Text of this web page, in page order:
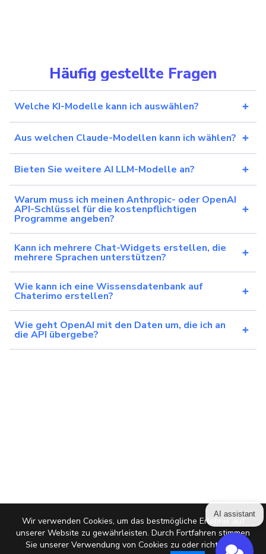
Wir verwenden Cookies, um das bestmögliche Erlebnis auf
unserer Website zu gewährleisten. Durch Fortfahren stimmen
Sie unserer Verwendung von Cookies zu oder richten die
Häufig gestellte Fragen
Welche KI-Modelle kann ich auswählen?
Aus welchen Claude-Modellen kann ich wählen?
Bieten Sie weitere AI LLM-Modelle an?
Warum muss ich meinen Anthropic- oder OpenAI
API-Schlüssel für die kostenpflichtigen
Programme angeben?
Kann ich mehrere Chat-Widgets erstellen, die
mehrere Sprachen unterstützen?
Wie kann ich eine Wissensdatenbank auf
Chaterimo erstellen?
Wie geht OpenAI mit den Daten um, die ich an
die API übergebe?
AI assistant